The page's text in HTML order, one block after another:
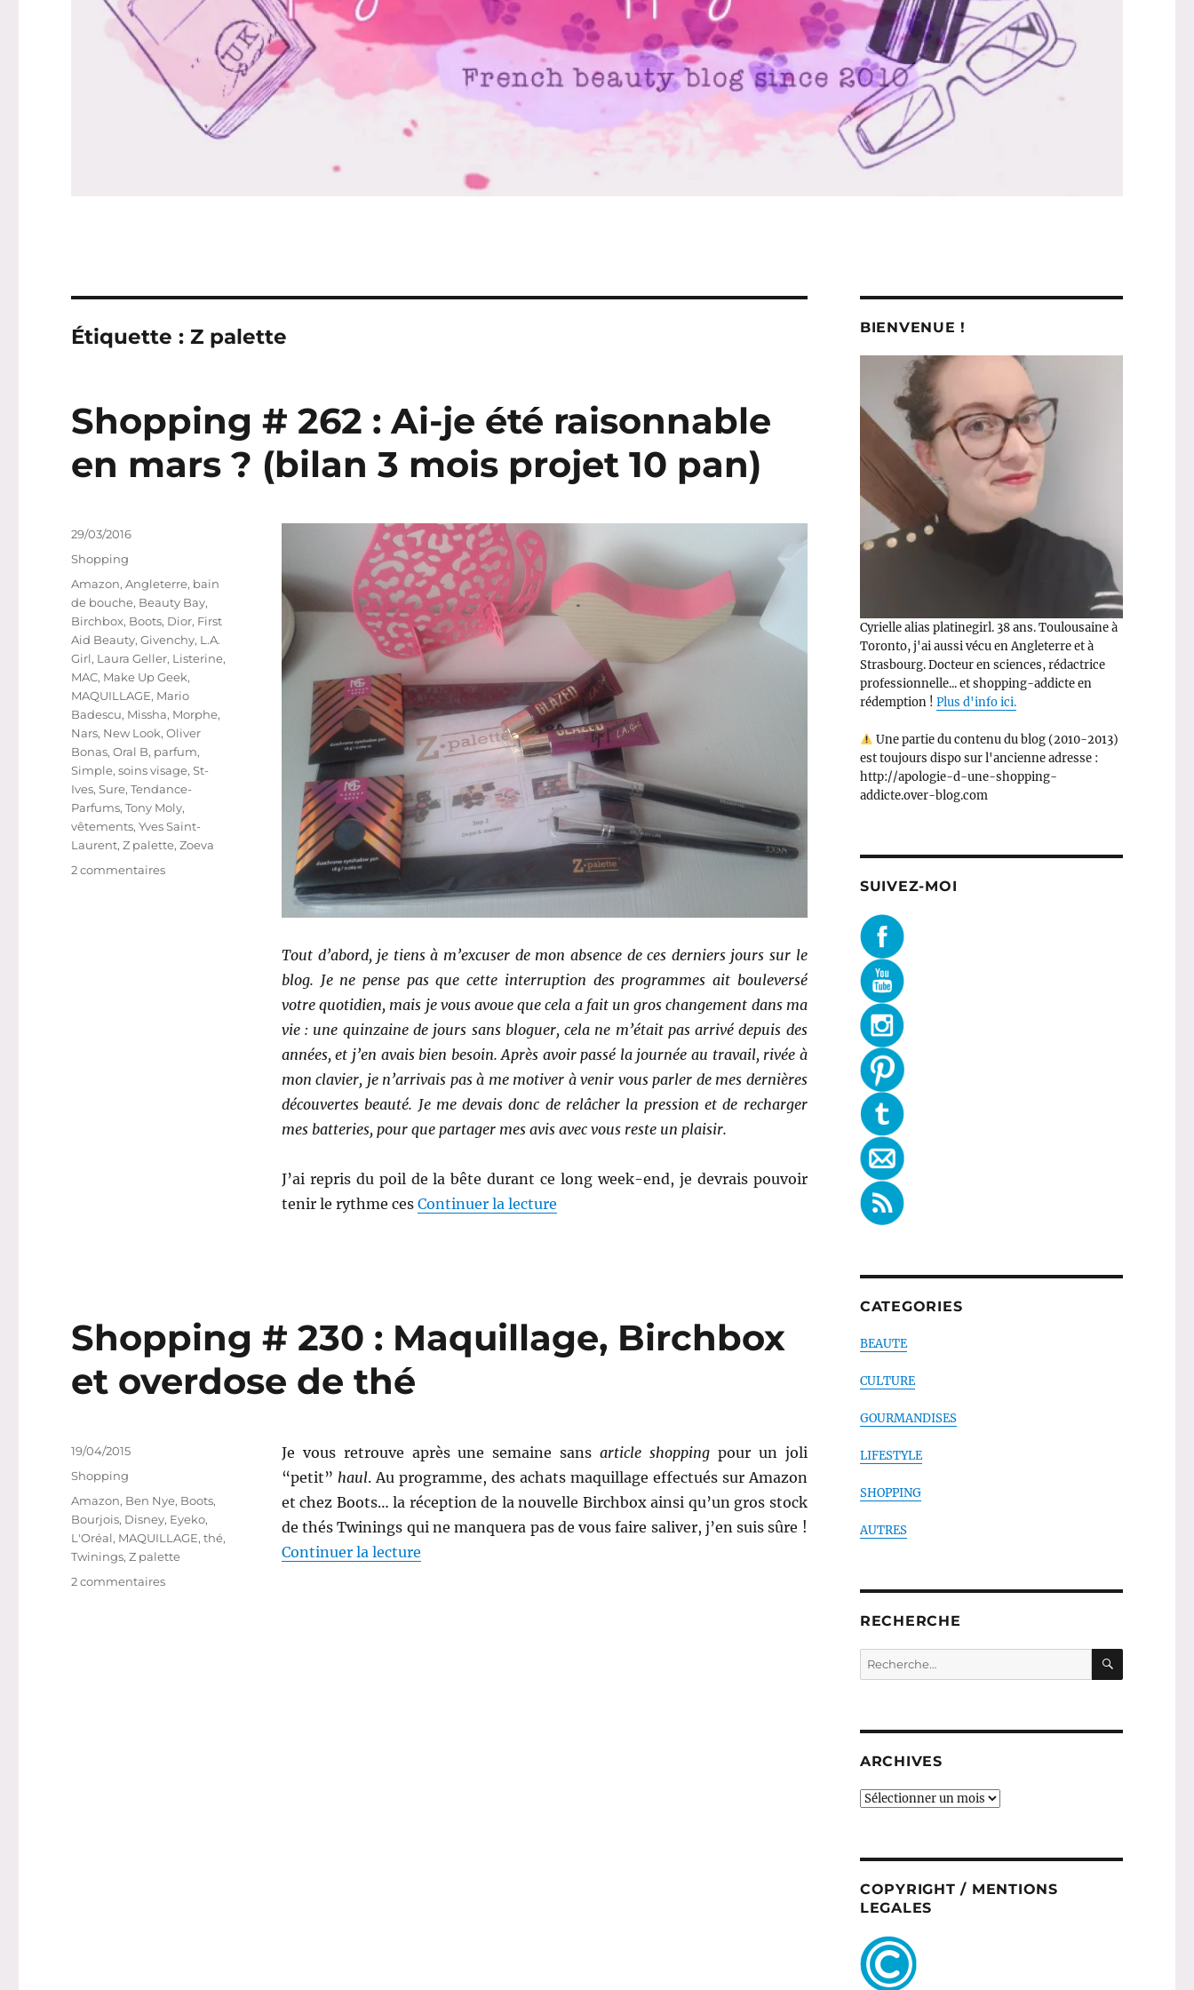
Étiquette :Z palette
Shopping # 262 : Ai-je été raisonnable
en mars ? (bilan 3 mois projet 10 pan)
Tout d’abord, je tiens à m’excuser de mon absence de ces derniers jours sur le
blog. Je ne pense pas que cette interruption des programmes ait bouleversé
votre quotidien, mais je vous avoue que cela a fait un gros changement dans ma
vie : une quinzaine de jours sans bloguer, cela ne m’était pas arrivé depuis des
années, et j’en avais bien besoin. Après avoir passé la journée au travail, rivée à
mon clavier, je n’arrivais pas à me motiver à venir vous parler de mes dernières
découvertes beauté. Je me devais donc de relâcher la pression et de recharger
mes batteries, pour que partager mes avis avec vous reste un plaisir.
J’ai repris du poil de la bête durant ce long week-end, je devrais pouvoir
tenir le rythme ces Continuer la lecturede « Shopping # 262 : Ai-je été raisonnable en mars ? (bilan 3 mois projet 10 pan) »
Publié
le
29/03/2016
Catégories
Shopping
Étiquettes
Amazon,Angleterre, bain
de bouche, Beauty Bay,
Birchbox, Boots, Dior, First
Aid Beauty,Givenchy, L.A.
Girl, Laura Geller, Listerine,
MAC, Make Up Geek,
MAQUILLAGE, Mario
Badescu, Missha, Morphe,
Nars, New Look,Oliver
Bonas,Oral B, parfum,
Simple,soins visage,St-
Ives,Sure,Tendance-
Parfums,Tony Moly,
vêtements,Yves Saint-
Laurent,Z palette,Zoeva
2 commentairessur
Shopping # 230 : Maquillage, Birchbox
et overdose de thé
Je vous retrouve après une semaine sansarticle shopping pour un joli
“petit” haul. Au programme, des achats maquillage effectués sur Amazon
et chez Boots… la réception de la nouvelle Birchbox ainsi qu’un gros stock
de thés Twinings qui ne manquera pas de vous faire saliver, j’en suis sûre !
Continuer la lecturede « Shopping # 230 : Maquillage, Birchbox et overdose de thé »
Publié
le
19/04/2015
Catégories
Shopping
Étiquettes
Amazon, Ben Nye, Boots,
Bourjois, Disney, Eyeko,
L'Oréal, MAQUILLAGE,thé,
Twinings,Z palette
2 commentairessur
BIENVENUE !
Cyrielle alias platinegirl. 38 ans. Toulousaine à
Toronto, j'ai aussi vécu en Angleterre et à
Strasbourg. Docteur en sciences, rédactrice
professionnelle... et shopping-addicte en
rédemption ! Plus d'info ici.
Une partie du contenu du blog (2010-2013)
est toujours dispo sur l'ancienne adresse :
http://apologie-d-une-shopping-
addicte.over-blog.com
SUIVEZ-MOI
CATEGORIES
BEAUTE
CULTURE
GOURMANDISES
LIFESTYLE
SHOPPING
AUTRES
RECHERCHE
Recherche
pour :
ARCHIVES
ARCHIVES
COPYRIGHT / MENTIONS
LEGALES